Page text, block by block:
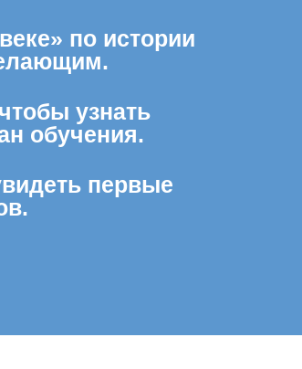
по истории
узнать
обучения.
первые